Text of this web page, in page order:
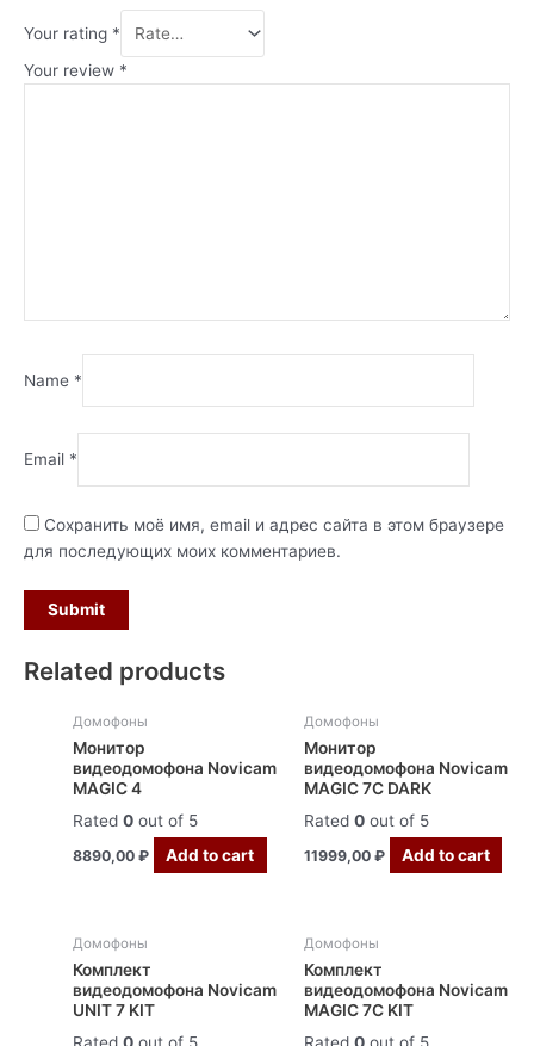
Your rating *
Your review *
Name *
Email *
Сохранить моё имя, email и адрес сайта в этом браузере
для последующих моих комментариев.
Related products
Домофоны
Монитор
видеодомофона Novicam
MAGIC 4
Rated0 out of 5
8890,00₽ Add to cart
Домофоны
Монитор
видеодомофона Novicam
MAGIC 7C DARK
Rated 0out of 5
11999,00 ₽ Add to cart
Домофоны
Комплект
видеодомофона Novicam
UNIT 7 KIT
Rated0 out of 5
Домофоны
Комплект
видеодомофона Novicam
MAGIC 7С KIT
Rated 0out of 5